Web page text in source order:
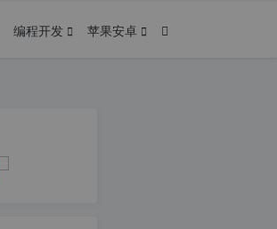
编程开发 苹果安卓